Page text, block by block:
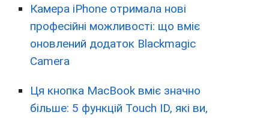
Камера iPhone отримала нові
професійні можливості: що вміє
оновлений додаток Blackmagic
Camera
Ця кнопка MacBook вміє значно
більше: 5 функцій Touch ID, які ви,